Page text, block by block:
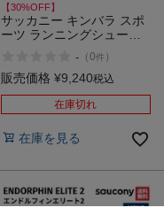
【30%OFF】
サッカニー キンバラ スポ
ーツ ランニングシューズ
KINVARA 14 アウトレット
セール
-（0件 ）
販売価格 ¥9,240税込
在庫切れ
在庫を見る